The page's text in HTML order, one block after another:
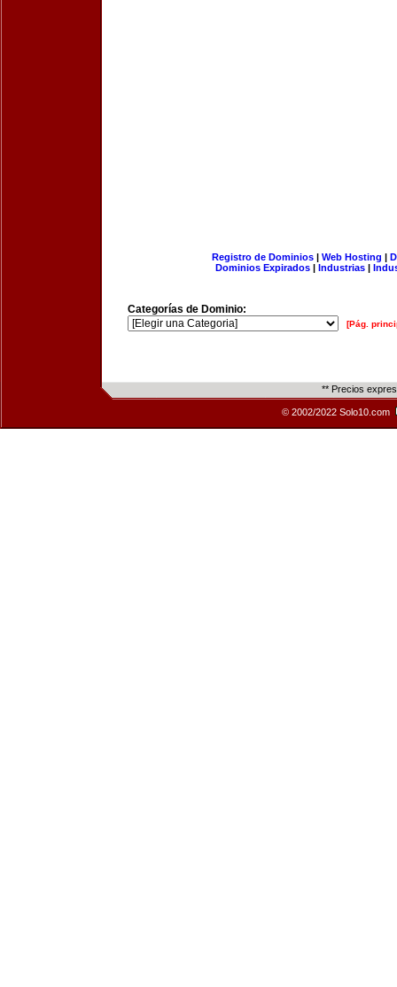
Registro de Dominios| Web Hosting |
Dominios Expirados | Industrias |
Categorías de Dominio:
[Pág.
** Precios
© 2002/2022 Solo10.com